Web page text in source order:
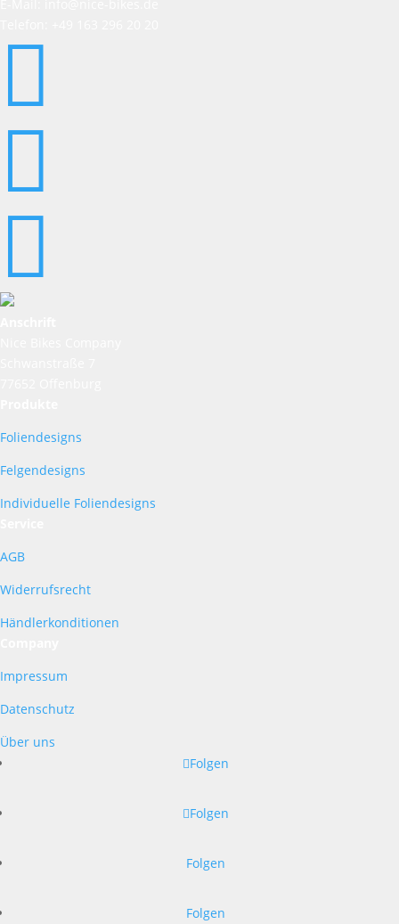



Foliendesigns
Felgendesigns
Individuelle Foliendesigns
AGB
Widerrufsrecht
Händlerkonditionen
Impressum
Datenschutz
Über uns
Folgen
Folgen
Folgen
Folgen